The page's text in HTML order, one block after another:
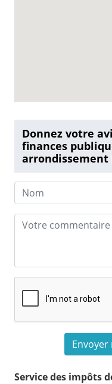
Donnez votre
finances
arrondissement
Service des impôts